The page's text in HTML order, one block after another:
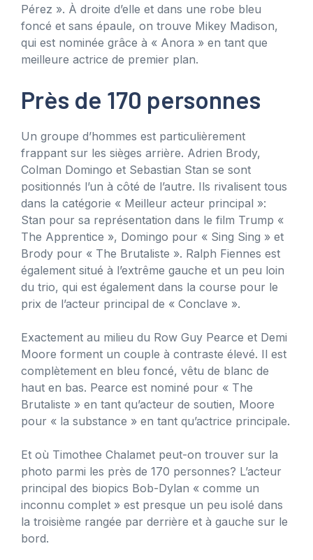
Pérez ». À droite d’elle et dans une robe bleu
foncé et sans épaule, on trouve Mikey Madison,
qui est nominée grâce à « Anora » en tant que
meilleure actrice de premier plan.
Près de 170 personnes
Un groupe d’hommes est particulièrement
frappant sur les sièges arrière. Adrien Brody,
Colman Domingo et Sebastian Stan se sont
positionnés l’un à côté de l’autre. Ils rivalisent tous
dans la catégorie « Meilleur acteur principal »:
Stan pour sa représentation dans le film Trump «
The Apprentice », Domingo pour « Sing Sing » et
Brody pour « The Brutaliste ». Ralph Fiennes est
également situé à l’extrême gauche et un peu loin
du trio, qui est également dans la course pour le
prix de l’acteur principal de « Conclave ».
Exactement au milieu du Row Guy Pearce et Demi
Moore forment un couple à contraste élevé. Il est
complètement en bleu foncé, vêtu de blanc de
haut en bas. Pearce est nominé pour « The
Brutaliste » en tant qu’acteur de soutien, Moore
pour « la substance » en tant qu’actrice principale.
Et où Timothee Chalamet peut-on trouver sur la
photo parmi les près de 170 personnes? L’acteur
principal des biopics Bob-Dylan « comme un
inconnu complet » est presque un peu isolé dans
la troisième rangée par derrière et à gauche sur le
bord.